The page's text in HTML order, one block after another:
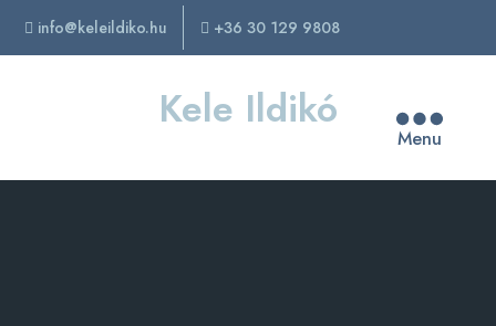
info@keleildiko.hu +36 30 129 9808
Kele Ildikó
Menu